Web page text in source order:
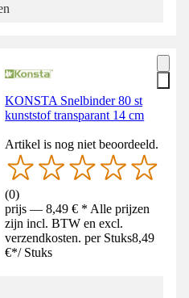
KONSTA Snelbinder 80 st
kunststof transparant 14 cm
Artikel is nog niet beoordeeld.
(0)
prijs — 8,49 € * Alle prijzen
zijn incl. BTW en excl.
verzendkosten. per Stuks8,49
€*/ Stuks